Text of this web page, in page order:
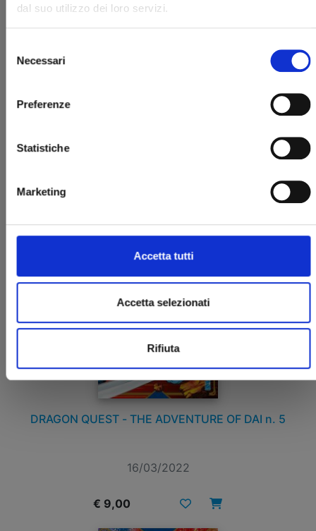
dal suo utilizzo dei loro servizi.
delNecessari
Preferenze
Statistiche
Marketing
Accetta tutti
Accetta selezionati
Rifiuta
DRAGON QUEST - THE ADVENTURE OF DAI n. 6
DRAGON QUEST - THE ADVENTURE OF DAI n. 5
16/03/2022
€ 9,00